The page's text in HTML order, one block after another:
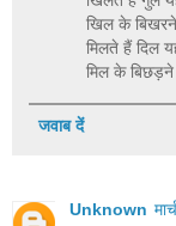
खिल के
मिलते हैं दिल
मिल के बिछड़ने
जवाब दें
Unknown